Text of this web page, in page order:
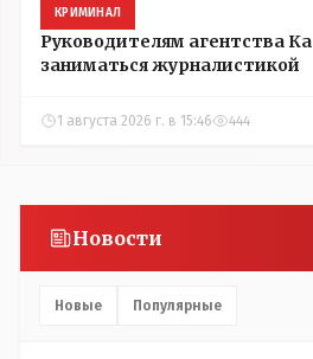
КРИМИНАЛ
Руководителям агентства
заниматься журналистикой
1 августа 2026 г. в 15:46 444
Новости
Новые Популярные